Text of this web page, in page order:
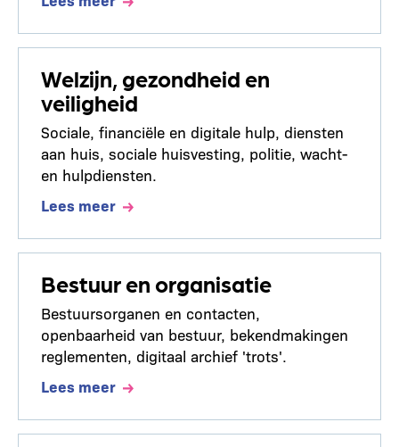
Welzijn, gezondheid en
veiligheid
Sociale, financiële en digitale hulp, diensten
aan huis, sociale huisvesting, politie, wacht-
en hulpdiensten.
Lees meer
Bestuur en organisatie
Bestuursorganen en contacten,
openbaarheid van bestuur, bekendmakingen
reglementen, digitaal archief 'trots'.
Lees meer